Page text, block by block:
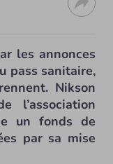
les annonces
pass sanitaire,
Nikson
l’association
un fonds de
par sa mise